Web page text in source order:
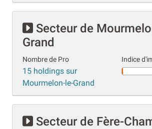
Secteur de
Grand
Nombre de Pro
15 holdings sur
Mourmelon-le-Grand
Indice
Secteur de Fère-